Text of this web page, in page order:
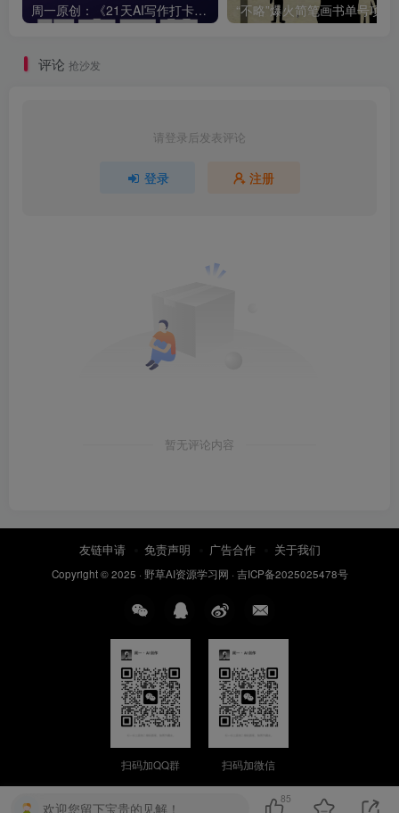
周一原创：《21天AI写作打卡陪跑训练营》全部内容讲解！（网站会员免费学习…）
评论 抢沙发
请登录后发表评论
登录 注册
暂无评论内容
友链申请 免责声明 广告合作 关于我们
Copyright © 2025 · 野草AI资源学习网 · 吉ICP备2025025478号
扫码加QQ群 扫码加微信
欢迎您留下宝贵的见解！
85